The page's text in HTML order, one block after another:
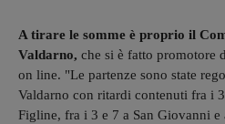
A tirare le somme è proprio il
Valdarno, che si è fatto promotore
on line. "Le partenze sono state
Valdarno con ritardi contenuti fra i
Figline, fra i 3 e 7 a San Giovanni